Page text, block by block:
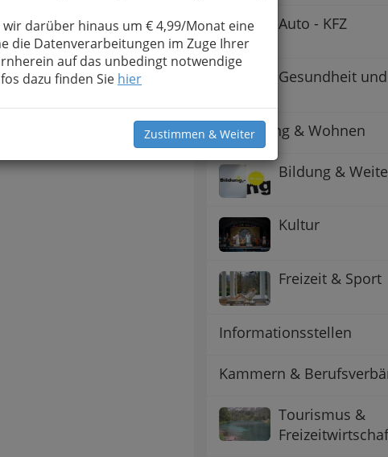
darüber hinaus um € 4,99/Monat eine
die Datenverarbeitungen im Zuge Ihrer
auf das unbedingt notwendige
dazu finden Sie hier
Zustimmen & Weiter
Auto - KFZ
Gesundheit
Betreuung & Wohnen
Bildung &
Kultur
Freizeit & Sport
Informationsstellen
Kammern &
Tourismus &